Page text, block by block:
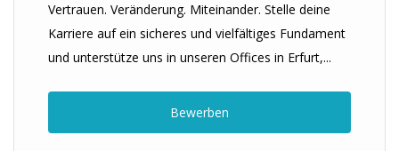
Vertrauen. Veränderung. Miteinander. Stelle deine
Karriere auf ein sicheres und vielfältiges Fundament
und unterstütze uns in unseren Offices in Erfurt,...
Bewerben